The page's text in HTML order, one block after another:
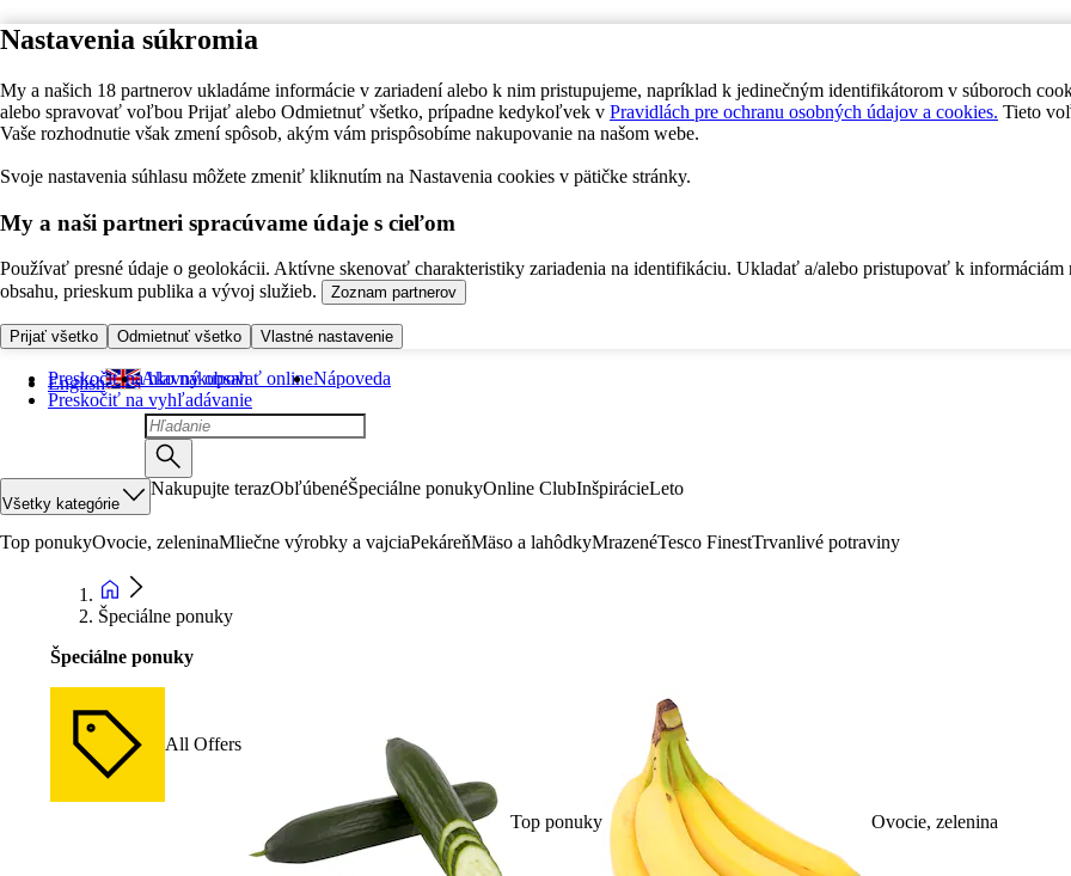
Nastavenia súkromia
My a našich 18 partnerov ukladáme informácie v zariadení alebo k nim pristupujeme, napríklad k jedinečným identifikátorom v súboroch
alebo spravovať voľbou Prijať alebo Odmietnuť všetko, prípadne kedykoľvek v Pravidlách pre ochranu osobných údajov a cookies. Tieto
Vaše rozhodnutie však zmení spôsob, akým vám prispôsobíme nakupovanie na našom webe.
Svoje nastavenia súhlasu môžete zmeniť kliknutím na Nastavenia cookies v pätičke stránky.
My a naši partneri spracúvame údaje s cieľom
Používať presné údaje o geolokácii. Aktívne skenovať charakteristiky zariadenia na identifikáciu. Ukladať a/alebo pristupovať k informáciám
obsahu, prieskum publika a vývoj služieb.
Zoznam partnerov
Prijať všetko Odmietnuť všetko Vlastné nastavenie
Preskočiť na hlavný obsah
Preskočiť na vyhľadávanie
English Ako nakupovať onlineNápoveda
Všetky kategórie
Nakupujte terazObľúbenéŠpeciálne ponukyOnline ClubInšpirácieLeto
Top ponukyOvocie, zeleninaMliečne výrobky a vajciaPekáreňMäso a lahôdkyMrazenéTesco FinestTrvanlivé potraviny
Špeciálne ponuky
Špeciálne ponuky
All Offers
Top ponuky Ovocie, zelenina